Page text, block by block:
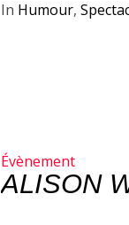
In Humour,
Évènement
ALISON